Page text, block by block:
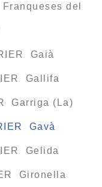
del
Gaià
Gallifa
Garriga (La)
Gavà
Gelida
Gironella